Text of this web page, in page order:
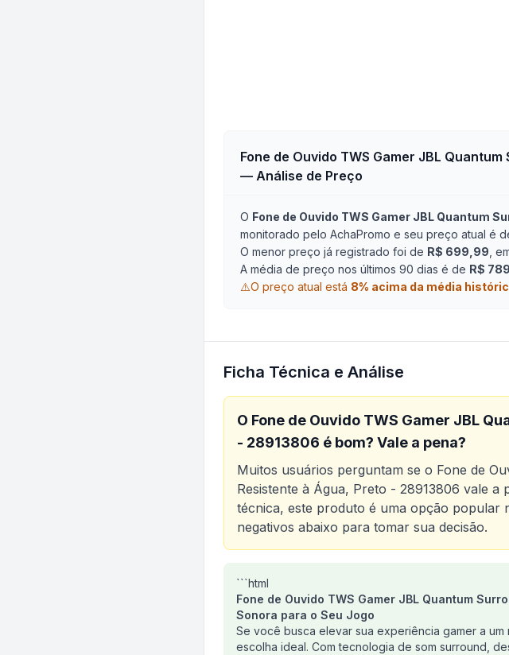
Fone de Ouvido TWS Gamer JBL
— Análise de Preço
O Fone de Ouvido TWS Gamer JBL Quantum
monitorado pelo AchaPromo e seu preço atual é
O menor preço já registrado foi de R$ 699,99 ,
A média de preço nos últimos 90 dias é de R$
⚠️O preço atual está 8% acima da média
Ficha Técnica e Análise
O Fone de Ouvido TWS Gamer JBL
- 28913806 é bom? Vale a pena?
Muitos usuários perguntam se o Fone de
Resistente à Água, Preto - 28913806 vale a
técnica, este produto é uma opção popular
negativos abaixo para tomar sua decisão.
Análise do produto
```html
Fone de Ouvido TWS Gamer JBL Quantum
Sonora para o Seu Jogo
Se você busca elevar sua experiência gamer a um
escolha ideal. Com tecnologia de som surround,